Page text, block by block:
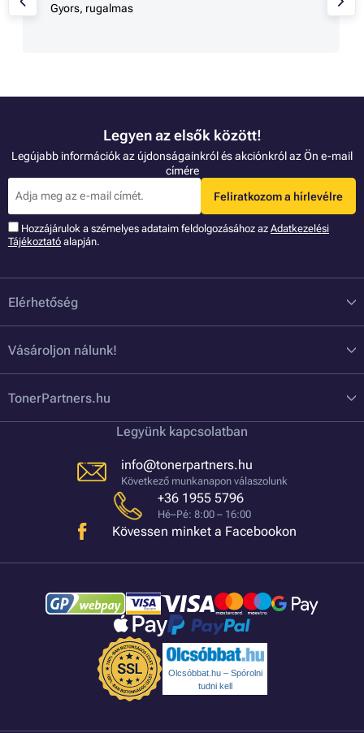
Gyors, rugalmas
Legyen az elsők között!
Legújabb információk az újdonságainkról és akciónkról az Ön e-mail
címére
Feliratkozom a hírlevélre
Hozzájárulok a szémelyes adataim feldolgozásához az Adatkezelési
Tájékoztató alapján.
Elérhetőség
Vásároljon nálunk!
TonerPartners.hu
Legyünk kapcsolatban
info@tonerpartners.hu
Következő munkanapon válaszolunk
+36 1955 5796
Hé–Pé: 8:00 – 16:00
Kövessen minket a Facebookon
Olcsóbbat.hu – Spórolni
tudni kell